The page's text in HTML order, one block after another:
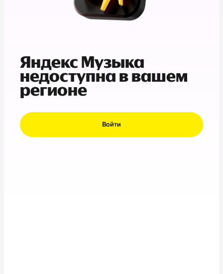
Яндекс Музыка
недоступна в вашем
регионе
Войти